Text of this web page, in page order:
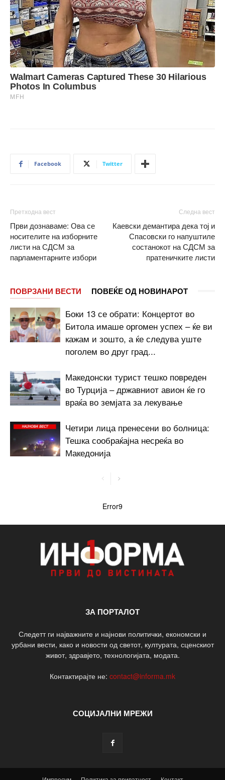
Facebook Twitter
Претходна вест
Први дознаваме: Ова се
носителите на изборните
листи на СДСМ за
парламентарните избори
Следна вест
Каевски демантира дека тој и
Спасовски го напуштиле
состанокот на СДСМ за
пратеничките листи
ПОВРЗАНИ ВЕСТИ ПОВЕЌЕ ОД НОВИНАРОТ
Боки 13 се обрати: Концертот во
Битола имаше оргомен успех – ќе ви
кажам и зошто, а ќе следува уште
поголем во друг град...
Македонски турист тешко повреден
во Турција – државниот авион ќе го
враќа во земјата за лекување
Четири лица пренесени во болница:
Тешка сообраќајна несреќа во
Македонија
Error9
ЗА ПОРТАЛОТ
Следетт ги најважните и најнови политички, економски и
урбани вести, како и новости од светот, културата, сценскиот
живот, здравјето, технологијата, модата.
Контактирајте не: contact@informa.mk
СОЦИЈАЛНИ МРЕЖИ